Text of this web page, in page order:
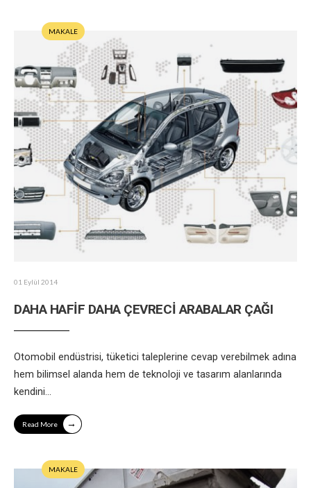
MAKALE
01 Eylül 2014
DAHA HAFİF DAHA ÇEVRECİ ARABALAR ÇAĞI
Otomobil endüstrisi, tüketici taleplerine cevap verebilmek adına
hem bilimsel alanda hem de teknoloji ve tasarım alanlarında
kendini...
Read More →
MAKALE